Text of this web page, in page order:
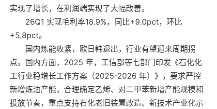
实现了增长，在利润端实现了大幅改善。
26Q1 实现毛利率18.9%，同比+9.0pct，环比
+5.8pct。
国内炼能收紧，欧日韩退出，行业有望迎来周期拐
点。国内方面，2025 年，工信部等七部门印发《石化化
工行业稳增长工作方案（2025-2026 年）》，要求严控
新增炼油产能，合理确定乙烯、对二甲苯新增产能规模和
投放节奏，重点支持石化老旧装置改造、新技术产业化示